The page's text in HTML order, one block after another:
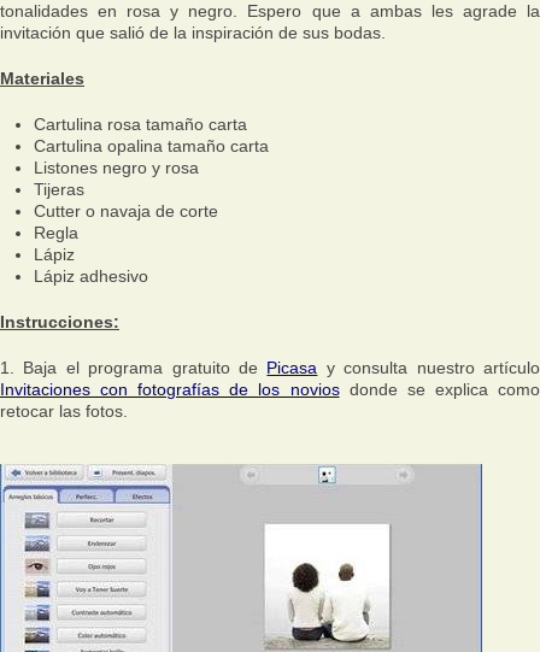
tonalidades en rosa y negro. Espero que a ambas les agrade la
invitación que salió de la inspiración de sus bodas.
Materiales
Cartulina rosa tamaño carta
Cartulina opalina tamaño carta
Listones negro y rosa
Tijeras
Cutter o navaja de corte
Regla
Lápiz
Lápiz adhesivo
Instrucciones:
1. Baja el programa gratuito de Picasa y consulta nuestro artículo
Invitaciones con fotografías de los noviosdonde se explica como
retocar las fotos.